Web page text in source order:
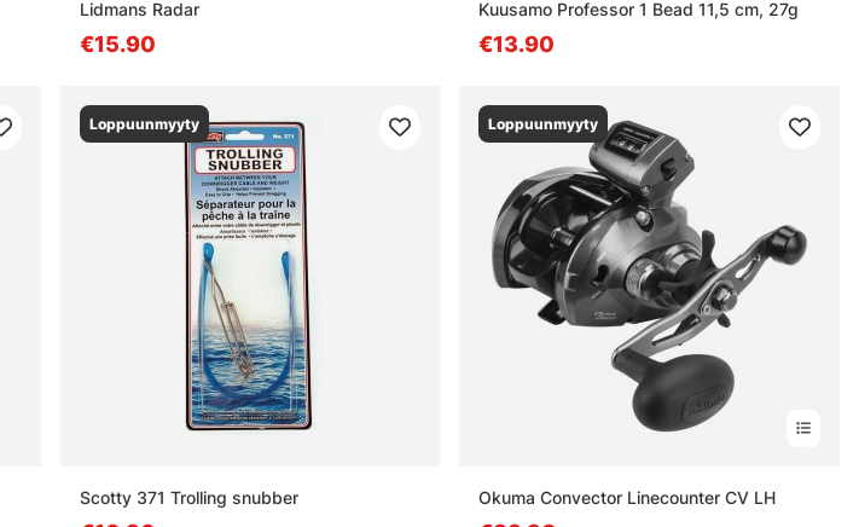
Lidmans Radar
€15.90
Kuusamo Professor 1 Bead 11,5 cm, 27g
€13.90
Loppuunmyyty
Scotty 371 Trolling snubber
Loppuunmyyty
Okuma Convector Linecounter CV LH